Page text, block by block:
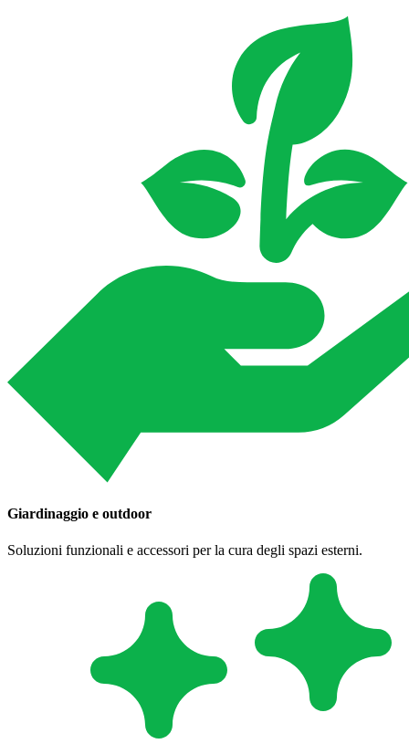
Giardinaggio e outdoor
Soluzioni funzionali e accessori per la cura degli spazi esterni.